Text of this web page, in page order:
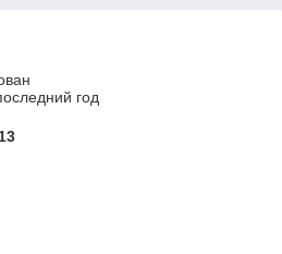
год